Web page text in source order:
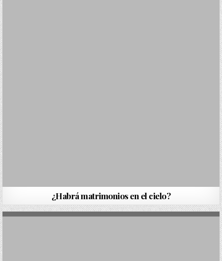
¿Habrá matrimonios en el cielo?